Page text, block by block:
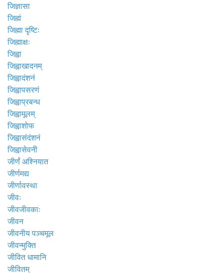
जिज्ञासा
जिह्मं
जिह्मा दृष्टिः
जिह्माक्षः
जिह्वा
जिह्वाखादनम्
जिह्वादंशनं
जिह्वापसरणं
जिह्वाप्रबन्ध
जिह्वामूलम्
जिह्वाशोफ
जिह्वासंदंशनं
जिह्वासेवनी
जीर्णं अश्नियात
जीर्णमद्य
जीर्णावस्था
जीवः
जीवजीवकाः
जीवन
जीवनीय पञ्चमूल
जीवन्मुक्ति
जीवित धामानि
जीवितम्